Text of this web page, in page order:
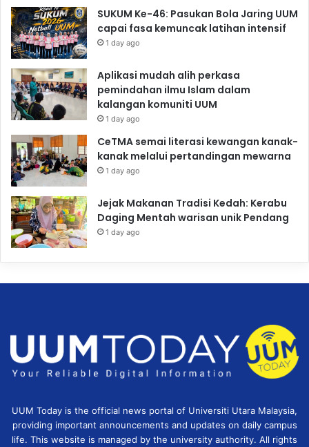
SUKUM Ke-46: Pasukan Bola Jaring UUM
capai fasa kemuncak latihan intensif
1 day ago
Aplikasi mudah alih perkasa
pemindahan ilmu Islam dalam
kalangan komuniti UUM
1 day ago
CeTMA semai literasi kewangan kanak-
kanak melalui pertandingan mewarna
1 day ago
Jejak Makanan Tradisi Kedah: Kerabu
Daging Mentah warisan unik Pendang
1 day ago
UUM Today is the official news portal of Universiti Utara Malaysia,
providing important announcements and updates on daily campus
life. This website is managed by the university authority. All rights